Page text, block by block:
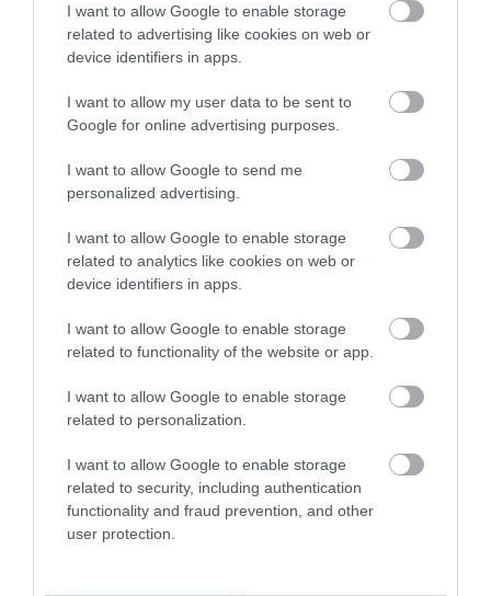
I want to allow Google to enable storage
related to advertising like cookies on web or
device identifiers in apps.
I want to allow my user data to be sent to
Google for online advertising purposes.
I want to allow Google to send me
personalized advertising.
I want to allow Google to enable storage
related to analytics like cookies on web or
device identifiers in apps.
I want to allow Google to enable storage
related to functionality of the website or app.
I want to allow Google to enable storage
related to personalization.
I want to allow Google to enable storage
related to security, including authentication
functionality and fraud prevention, and other
user protection.
FAGYI ELLENŐRZÉS
Visszanyalhat a fagyi
Folyamatosan zajlanak a Nébih nyári ellenőrzései – mérlegen az
első eredmények